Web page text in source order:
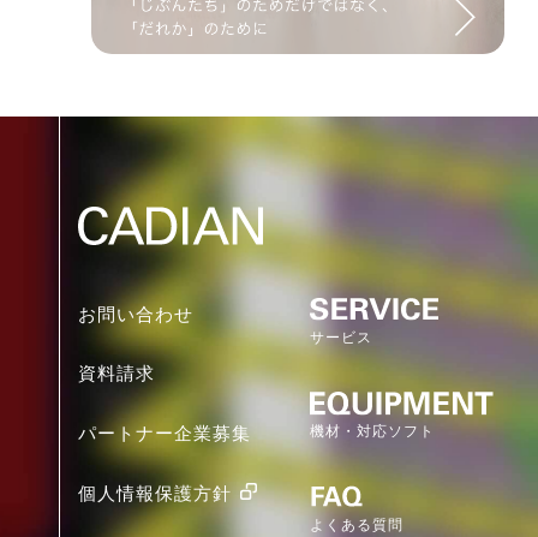
お問い合わせ
資料請求
パートナー企業募集
個人情報保護方針
サービス
機材・対応ソフト
よくある質問